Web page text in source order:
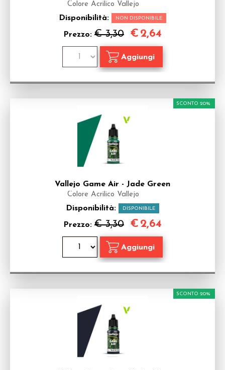
Colore Acrilico Vallejo
Disponibilità: NON DISPONIBILE
Prezzo: € 3,30 € 2,64
Vallejo Game Air - Jade Green
Colore Acrilico Vallejo
Disponibilità: DISPONIBILE
Prezzo: € 3,30
SCONTO 20%
€ 2,64
SCONTO 20%